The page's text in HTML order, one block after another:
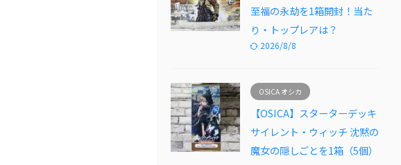
至福の永劫を1箱開封！当た
り・トップレアは？
2026/8/8
OSICA オシカ
【OSICA】スターターデッキ
サイレント・ウィッチ 沈黙の
魔女の隠しごとを1箱（5個）